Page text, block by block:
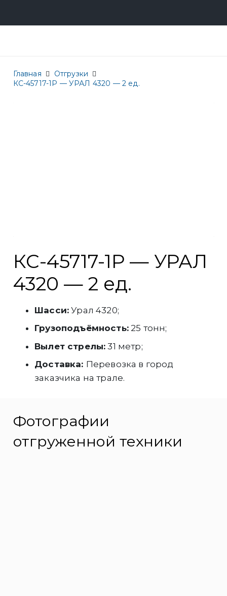
Главная
Отгрузки
КС-45717-1Р — УРАЛ 4320 — 2 ед.
КС-45717-1Р — УРАЛ
4320 — 2 ед.
Шасси: Урал 4320;
Грузоподъёмность:25 тонн;
Вылет стрелы: 31 метр;
Доставка: Перевозка в город
заказчика на трале.
Фотографии
отгруженной техники